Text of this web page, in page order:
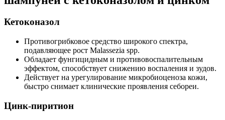
Кетоконазол
Противогрибковое средство широкого спектра,
подавляющее рост Malassezia spp.
Обладает фунгицидным и противовоспалительным
эффектом, способствует снижению воспаления и зудов.
Действует на урегулирование микробиоценоза кожи,
быстро снимает клинические проявления себореи.
Цинк-пиритион